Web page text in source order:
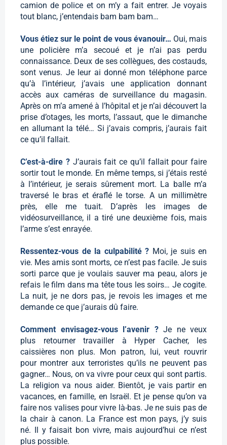
camion de police et on m’y a fait entrer. Je voyais
tout blanc, j’entendais bam bam bam…
Vous étiez sur le point de vous évanouir… Oui, mais
une policière m’a secoué et je n’ai pas perdu
connaissance. Deux de ses collègues, des costauds,
sont venus. Je leur ai donné mon téléphone parce
qu’à l’intérieur, j’avais une application donnant
accès aux caméras de surveillance du magasin.
Après on m’a amené à l’hôpital et je n’ai découvert la
prise d’otages, les morts, l’assaut, que le dimanche
en allumant la télé… Si j’avais compris, j’aurais fait
ce qu’il fallait.
C’est-à-dire ? J’aurais fait ce qu’il fallait pour faire
sortir tout le monde. En même temps, si j’étais resté
à l’intérieur, je serais sûrement mort. La balle m’a
traversé le bras et éraflé le torse. A un millimètre
près, elle me tuait. D’après les images de
vidéosurveillance, il a tiré une deuxième fois, mais
l’arme s’est enrayée.
Ressentez-vous de la culpabilité ? Moi, je suis en
vie. Mes amis sont morts, ce n’est pas facile. Je suis
sorti parce que je voulais sauver ma peau, alors je
refais le film dans ma tête tous les soirs… Je cogite.
La nuit, je ne dors pas, je revois les images et me
demande ce que j’aurais dû faire.
Comment envisagez-vous l’avenir ? Je ne veux
plus retourner travailler à Hyper Cacher, les
caissières non plus. Mon patron, lui, veut rouvrir
pour montrer aux terroristes qu’ils ne peuvent pas
gagner… Nous, on va vivre pour ceux qui sont partis.
La religion va nous aider. Bientôt, je vais partir en
vacances, en famille, en Israël. Et je pense qu’on va
faire nos valises pour vivre là-bas. Je ne suis pas de
la chair à canon. La France est mon pays, j’y suis
né. Il y faisait bon vivre, mais aujourd’hui ce n’est
plus possible.